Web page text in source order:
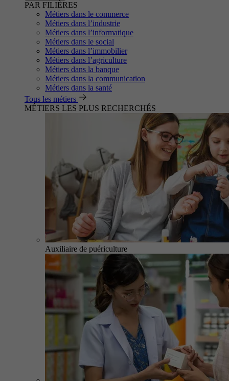
PAR FILIÈRES
Métiers dans le commerce
Métiers dans l’industrie
Métiers dans l’informatique
Métiers dans le social
Métiers dans l’immobilier
Métiers dans l’agriculture
Métiers dans la banque
Métiers dans la communication
Métiers dans la santé
Tous les métiers
MÉTIERS LES PLUS RECHERCHÉS
Auxiliaire de puériculture